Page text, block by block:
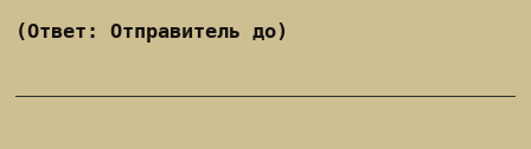
(Ответ: Отправитель до)